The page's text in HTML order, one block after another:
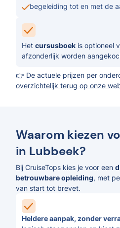
begeleiding tot en met de
Het cursusboek is optioneel
afzonderlijk worden
👉 De actuele prijzen per
overzichtelijk terug op onze
Waarom kiezen
in Lubbeek?
Bij CruiseTops kies je voor een
betrouwbare opleiding, met
van start tot brevet.
Heldere aanpak, zonder